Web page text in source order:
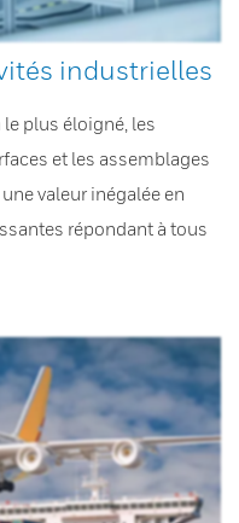
industrielles
plus éloigné, les
et les assemblages
valeur inégalée en
répondant à tous